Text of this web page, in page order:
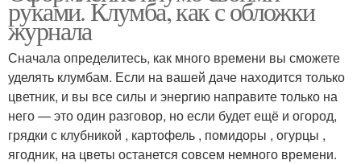
руками. Клумба, как с обложки
журнала
Сначала определитесь, как много времени вы сможете
уделять клумбам. Если на вашей даче находится только
цветник, и вы все силы и энергию направите только на
него — это один разговор, но если будет ещё и огород,
грядки с клубникой , картофель , помидоры , огурцы ,
ягодник, на цветы останется совсем немного времени.